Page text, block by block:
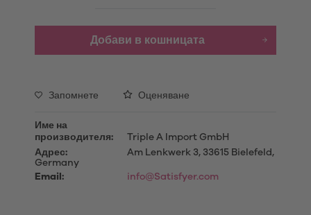
Добави в кошницата
Запомнете Оценяване
Име на
производителя:
Triple A Import GmbH
Адрес:
Am Lenkwerk 3, 33615 Bielefeld,
Germany
Email:
info@Satisfyer.com